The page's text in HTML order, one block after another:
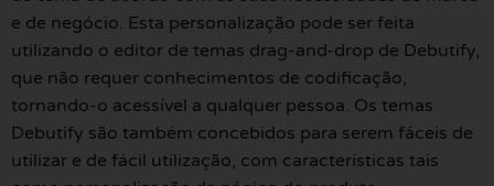
e de negócio. Esta personalização pode ser feita
utilizando o editor de temas drag-and-drop de Debutify,
que não requer conhecimentos de codificação,
tornando-o acessível a qualquer pessoa. Os temas
Debutify são também concebidos para serem fáceis de
utilizar e de fácil utilização, com características tais